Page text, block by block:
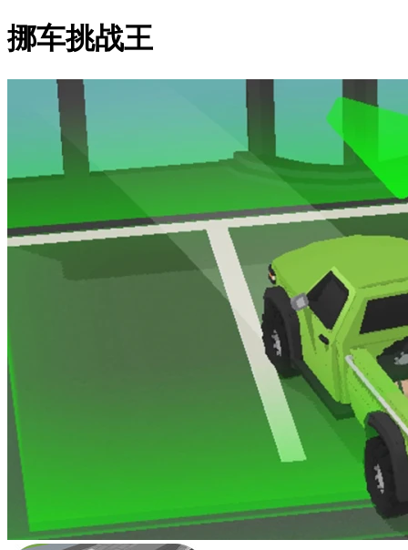
挪车挑战王